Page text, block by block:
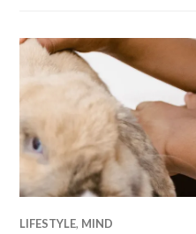
LIFESTYLE, MIND